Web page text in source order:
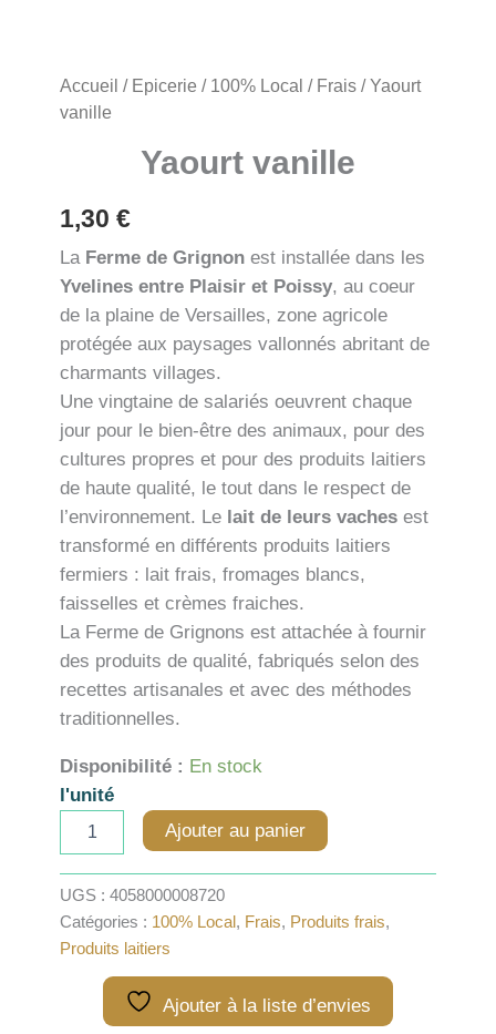
Accueil / Epicerie / 100% Local / Frais / Yaourt
vanille
Yaourt vanille
1,30 €
La Ferme de Grignon est installée dans les
Yvelines entre Plaisir et Poissy, au coeur
de la plaine de Versailles, zone agricole
protégée aux paysages vallonnés abritant de
charmants villages.
Une vingtaine de salariés oeuvrent chaque
jour pour le bien-être des animaux, pour des
cultures propres et pour des produits laitiers
de haute qualité, le tout dans le respect de
l’environnement. Le lait de leurs vaches est
transformé en différents produits laitiers
fermiers : lait frais, fromages blancs,
faisselles et crèmes fraiches.
La Ferme de Grignons est attachée à fournir
des produits de qualité, fabriqués selon des
recettes artisanales et avec des méthodes
traditionnelles.
Disponibilité : En stock
l'unité
vanille
Ajouter au panier
UGS : 4058000008720
Catégories : 100% Local, Frais, Produits frais,
Produits laitiers
Ajouter à la liste d’envies